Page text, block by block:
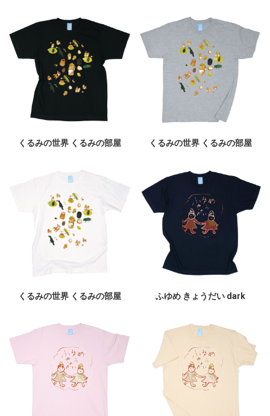
くるみの世界 くるみの部屋 くるみの世界 くるみの部屋
くるみの世界 くるみの部屋 ふゆめ きょうだい dark